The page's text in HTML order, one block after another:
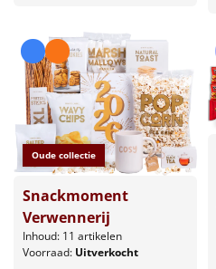
Oude collectie
Snackmoment
Verwennerij
Inhoud: 11 artikelen
Voorraad: Uitverkocht